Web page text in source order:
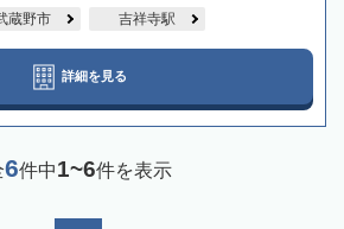
蔵野市 吉祥寺駅
詳細を見る
6件中1~6件を表示